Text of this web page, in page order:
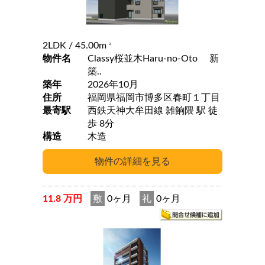
2LDK / 45.00m 2
物件名
Classy桜並木Haru-no-Oto 新
築..
築年
2026年10月
住所
福岡県福岡市博多区春町１丁目
最寄駅
西鉄天神大牟田線 雑餉隈 駅 徒
歩 8分
構造
木造
11.8 万円 敷 0ヶ月 礼 0ヶ月